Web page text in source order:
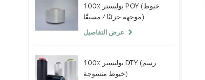
100٪ بوليستر POY (خيوط
موجهة جزئيًا / مسبقًا)
عرض التفاصيل
100٪ بوليستر DTY (رسم
خيوط منسوجة)